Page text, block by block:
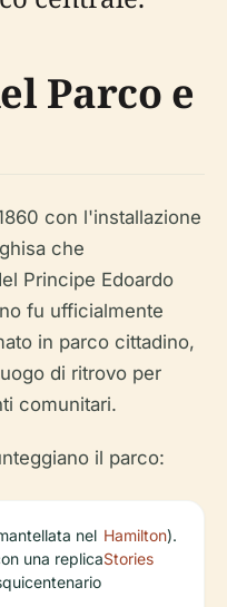
Parco e
con l'installazione
che
Principe Edoardo
fu ufficialmente
in parco cittadino,
di ritrovo per
comunitari.
il parco:
nel
una replica
Hamilton
Stories
).